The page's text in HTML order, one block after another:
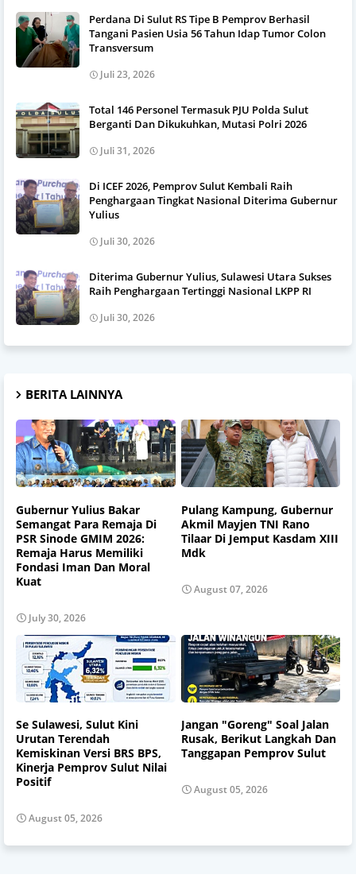
Perdana Di Sulut RS Tipe B Pemprov Berhasil
Tangani Pasien Usia 56 Tahun Idap Tumor Colon
Transversum
Juli 23, 2026
Total 146 Personel Termasuk PJU Polda Sulut
Berganti Dan Dikukuhkan, Mutasi Polri 2026
Juli 31, 2026
Di ICEF 2026, Pemprov Sulut Kembali Raih
Penghargaan Tingkat Nasional Diterima Gubernur
Yulius
Juli 30, 2026
Diterima Gubernur Yulius, Sulawesi Utara Sukses
Raih Penghargaan Tertinggi Nasional LKPP RI
Juli 30, 2026
BERITA LAINNYA
Gubernur Yulius Bakar
Semangat Para Remaja Di
PSR Sinode GMIM 2026:
Remaja Harus Memiliki
Fondasi Iman Dan Moral
Kuat
July 30, 2026
Pulang Kampung, Gubernur
Akmil Mayjen TNI Rano
Tilaar Di Jemput Kasdam XIII
Mdk
August 07, 2026
Se Sulawesi, Sulut Kini
Urutan Terendah
Kemiskinan Versi BRS BPS,
Kinerja Pemprov Sulut Nilai
Positif
August 05, 2026
Jangan "Goreng" Soal Jalan
Rusak, Berikut Langkah Dan
Tanggapan Pemprov Sulut
August 05, 2026